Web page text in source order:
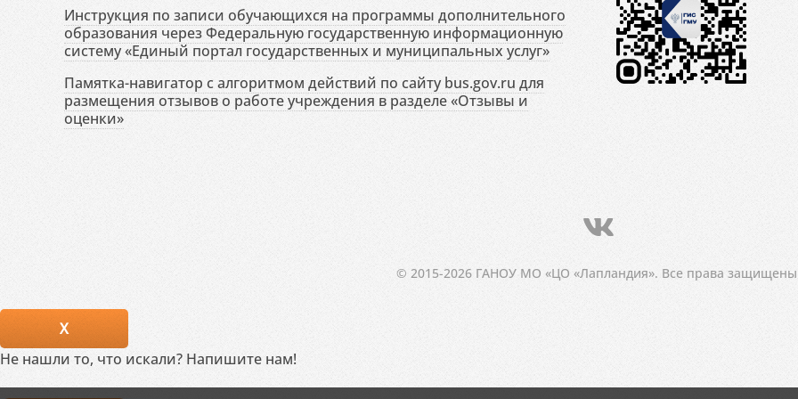
Инструкция по записи обучающихся на программы дополнительного
образования через Федеральную государственную информационную
систему «Единый портал государственных и муниципальных услуг»
Памятка-навигатор с алгоритмом действий по сайту bus.gov.ru для
размещения отзывов о работе учреждения в разделе «Отзывы и
оценки»
© 2015-2026 ГАНОУ МО «ЦО «Лапландия». Все права
X
Не нашли то, что искали? Напишите нам!